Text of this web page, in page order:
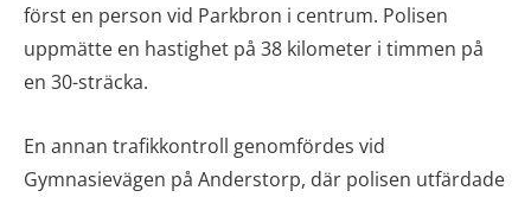
först en person vid Parkbron i centrum. Polisen
uppmätte en hastighet på 38 kilometer i timmen på
en 30-sträcka.
En annan trafikkontroll genomfördes vid
Gymnasievägen på Anderstorp, där polisen utfärdade